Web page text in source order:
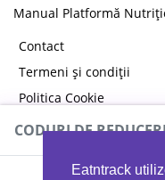
Eatntrack
Manual Platformă
Contact
Termeni și condiții
Politica Cookie
Politica de
CODURI DE